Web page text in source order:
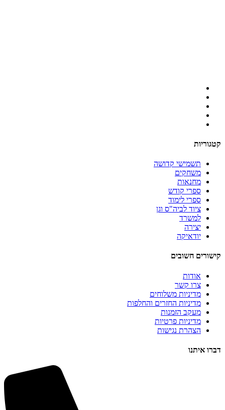
קטגוריות
תשמישי קדושה
משחקים
מחנאות
ספרי קודש
ספרי לימוד
ציוד לביה"ס וגן
למשרד
יצירה
יודאיקה
קישורים חשובים
אודות
צרו קשר
מדיניות משלוחים
מדיניות החזרים והחלפות
מעקב הזמנות
מדיניות פרטיות
הצהרת נגישות
דברו איתנו